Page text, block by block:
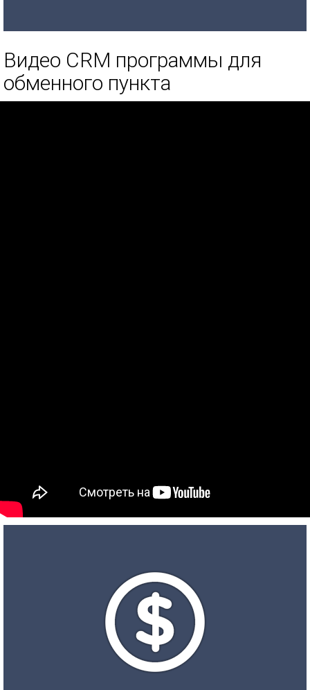
Видео CRM программы для
обменного пункта